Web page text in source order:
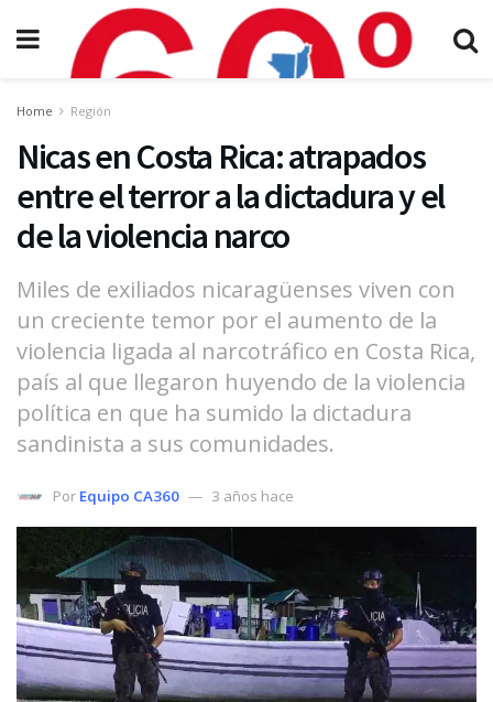
Home Región
Nicas en Costa Rica: atrapados
entre el terror a la dictadura y el
de la violencia narco
Miles de exiliados nicaragüenses viven con
un creciente temor por el aumento de la
violencia ligada al narcotráfico en Costa Rica,
país al que llegaron huyendo de la violencia
política en que ha sumido la dictadura
sandinista a sus comunidades.
Por Equipo CA360 3 años hace